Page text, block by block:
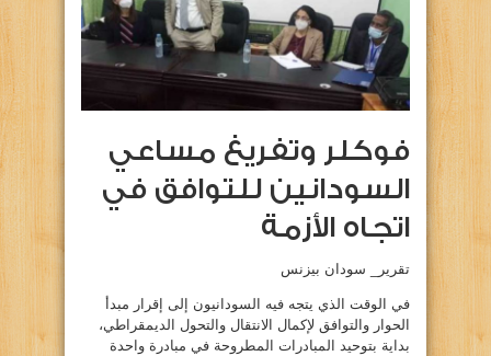
فوكلر وتفريغ مساعي
السودانين للتوافق في
اتجاه الأزمة
تقرير_ سودان بيزنس
في الوقت الذي يتجه فيه السودانيون إلى إقرار مبدأ
الحوار والتوافق لإكمال الانتقال والتحول الديمقراطي،
بداية بتوحيد المبادرات المطروحة في مبادرة واحدة